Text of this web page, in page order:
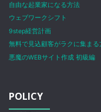
自由な起業家になる方法
ウェブワークシフト
9step経営計画
無料で見込顧客がラクに集まる
悪魔のWEBサイト作成 初級編
POLICY